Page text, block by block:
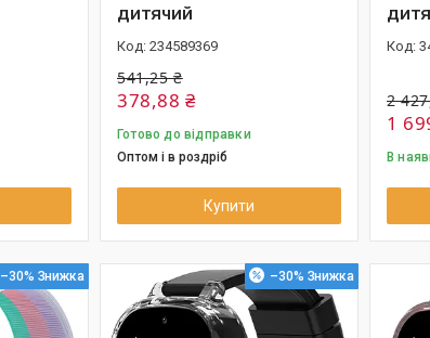
дитячий
234589369
541,25 ₴
378,88 ₴
Готово до відправки
Оптом і в роздріб
Купити
2
1
В
–30% –30%